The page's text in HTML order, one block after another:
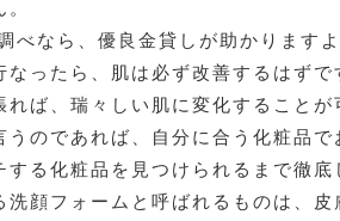
べなら、優良金貸しが助かります
なったら、肌は必ず改善するはず
ば、瑞々しい肌に変化することが
うのであれば、自分に合う化粧品
る化粧品を見つけられるまで徹底
洗顔フォームと呼ばれるものは、